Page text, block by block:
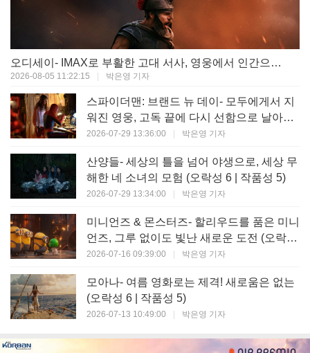
오디세이- IMAX로 부활한 고대 서사, 영웅에서 인간으로의 귀환 (오락성 9 | 작품성 9)
2026-08-05 11:22:15 박은영 기자
스파이더맨: 브랜드 뉴 데이- 모두에게서 지
워진 영웅, 고독 끝에 다시 선함으로 날아오
르다 (오락성 8 | 작품성 8)
2026-07-29 13:36:00 박은영 기자
산양들- 세상의 틀을 넘어 야생으로, 세상 무
해한 네 소녀의 모험 (오락성 6 | 작품성 5)
2026-07-29 13:34:00 박은영 기자
미니언즈 & 몬스터즈- 할리우드를 품은 미니
언즈, 그루 없이도 빛난 새로운 도전 (오락성
7 | 작품성 6)
2026-07-16 09:39:00 박은영 기자
모아나- 여름 영화로는 제격! 새로움은 없는
(오락성 6 | 작품성 5)
2026-07-13 10:49:00 박은영 기자